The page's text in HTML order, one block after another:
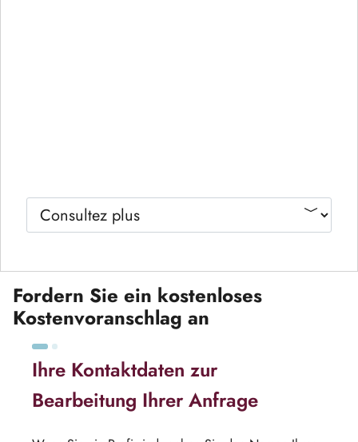
Fordern Sie ein kostenloses
Kostenvoranschlag an
Ihre Kontaktdaten zur
Bearbeitung Ihrer Anfrage